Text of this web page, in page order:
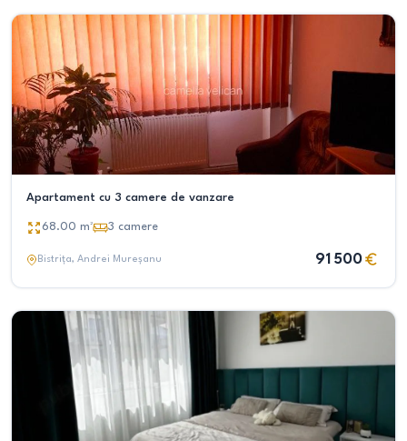
Apartament cu 3 camere de vanzare
68.00 m² 3 camere
Bistrița, Andrei Mureșanu 91 500